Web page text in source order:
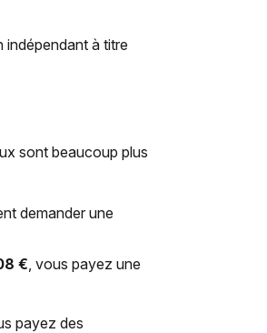
indépendant à titre
sont beaucoup plus
demander une
€ , vous payez une
payez des